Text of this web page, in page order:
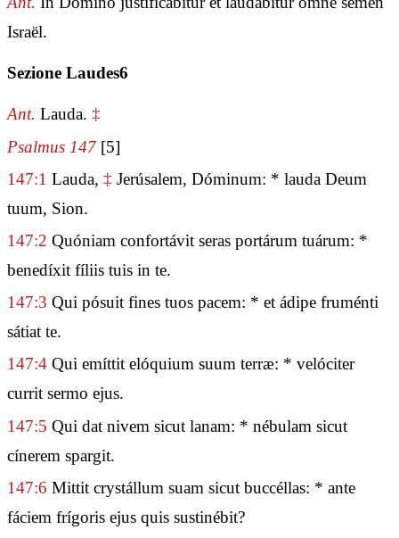
Israël.
Sezione Laudes6
Ant. Lauda. ‡
Psalmus 147 [5]
147:1 Lauda, ‡ Jerúsalem, Dóminum: * lauda Deum
tuum, Sion.
147:2 Quóniam confortávit seras portárum tuárum: *
benedíxit fíliis tuis in te.
147:3 Qui pósuit fines tuos pacem: * et ádipe fruménti
sátiat te.
147:4 Qui emíttit elóquium suum terræ: * velóciter
currit sermo ejus.
147:5 Qui dat nivem sicut lanam: * nébulam sicut
cínerem spargit.
147:6 Mittit crystállum suam sicut buccéllas: * ante
fáciem frígoris ejus quis sustinébit?